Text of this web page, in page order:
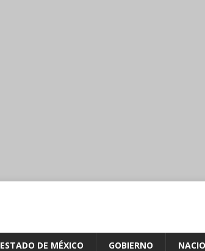
ESTADO DE MÉXICO GOBIERNO